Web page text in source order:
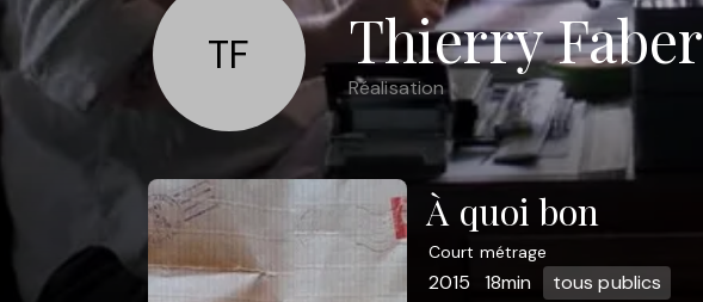
TF Thierry Faber
Réalisation
À quoi bon
Court métrage
2015 18min
tous publics